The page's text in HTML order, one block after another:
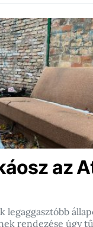
az
legaggasztóbb
rendezése úgy